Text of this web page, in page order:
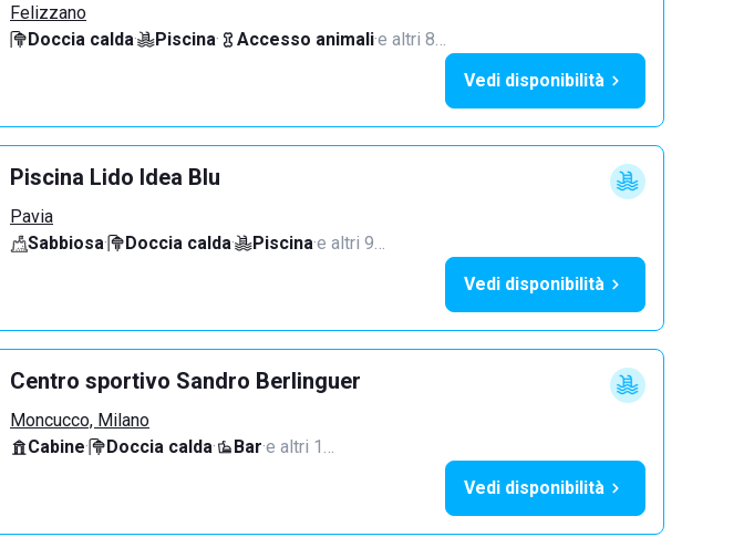
Felizzano
Doccia calda· Piscina· Accesso animali·e altri 8…
Vedi disponibilità
Piscina Lido Idea Blu
Pavia
Sabbiosa· Doccia calda· Piscina·e altri 9…
Vedi disponibilità
Centro sportivo Sandro Berlinguer
Moncucco, Milano
Cabine· Doccia calda· Bar·e altri 1…
Vedi disponibilità